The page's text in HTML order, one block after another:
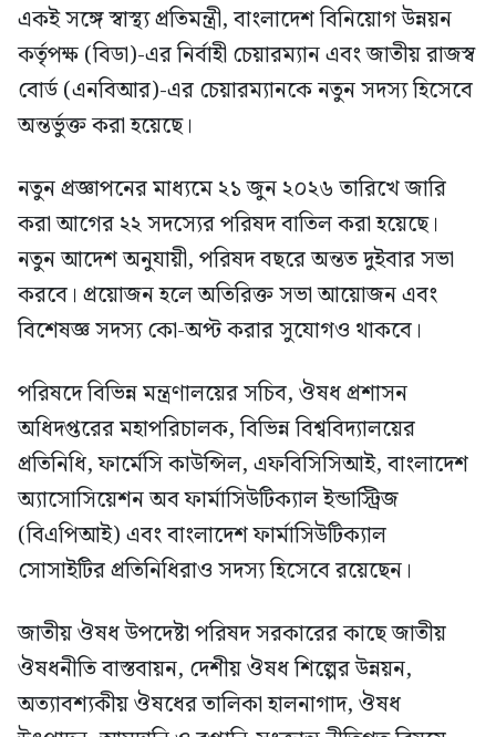
একই সঙ্গে স্বাস্থ্য প্রতিমন্ত্রী, বাংলাদেশ বিনিয়োগ উন্নয়ন
কর্তৃপক্ষ (বিডা)-এর নির্বাহী চেয়ারম্যান এবং জাতীয় রাজস্ব
বোর্ড (এনবিআর)-এর চেয়ারম্যানকে নতুন সদস্য হিসেবে
অন্তর্ভুক্ত করা হয়েছে।
নতুন প্রজ্ঞাপনের মাধ্যমে ২১ জুন ২০২৬ তারিখে জারি
করা আগের ২২ সদস্যের পরিষদ বাতিল করা হয়েছে।
নতুন আদেশ অনুযায়ী, পরিষদ বছরে অন্তত দুইবার সভা
করবে। প্রয়োজন হলে অতিরিক্ত সভা আয়োজন এবং
বিশেষজ্ঞ সদস্য কো-অপ্ট করার সুযোগও থাকবে।
পরিষদে বিভিন্ন মন্ত্রণালয়ের সচিব, ঔষধ প্রশাসন
অধিদপ্তরের মহাপরিচালক, বিভিন্ন বিশ্ববিদ্যালয়ের
প্রতিনিধি, ফার্মেসি কাউন্সিল, এফবিসিসিআই, বাংলাদেশ
অ্যাসোসিয়েশন অব ফার্মাসিউটিক্যাল ইন্ডাস্ট্রিজ
(বিএপিআই) এবং বাংলাদেশ ফার্মাসিউটিক্যাল
সোসাইটির প্রতিনিধিরাও সদস্য হিসেবে রয়েছেন।
জাতীয় ঔষধ উপদেষ্টা পরিষদ সরকারের কাছে জাতীয়
ঔষধনীতি বাস্তবায়ন, দেশীয় ঔষধ শিল্পের উন্নয়ন,
অত্যাবশ্যকীয় ঔষধের তালিকা হালনাগাদ, ঔষধ